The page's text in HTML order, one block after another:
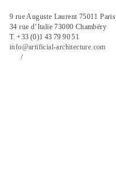
9 rue Auguste Laurent 75011 Paris
34 rue d’Italie 73000 Chambéry
T. +33 (0)1 43 79 90 51
info@artificial-architecture.com
/